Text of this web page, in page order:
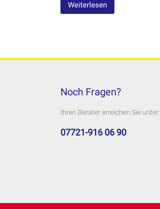
Weiterlesen
Noch Fragen?
Ihren Berater erreichen Sie unter:
07721-916 06 90